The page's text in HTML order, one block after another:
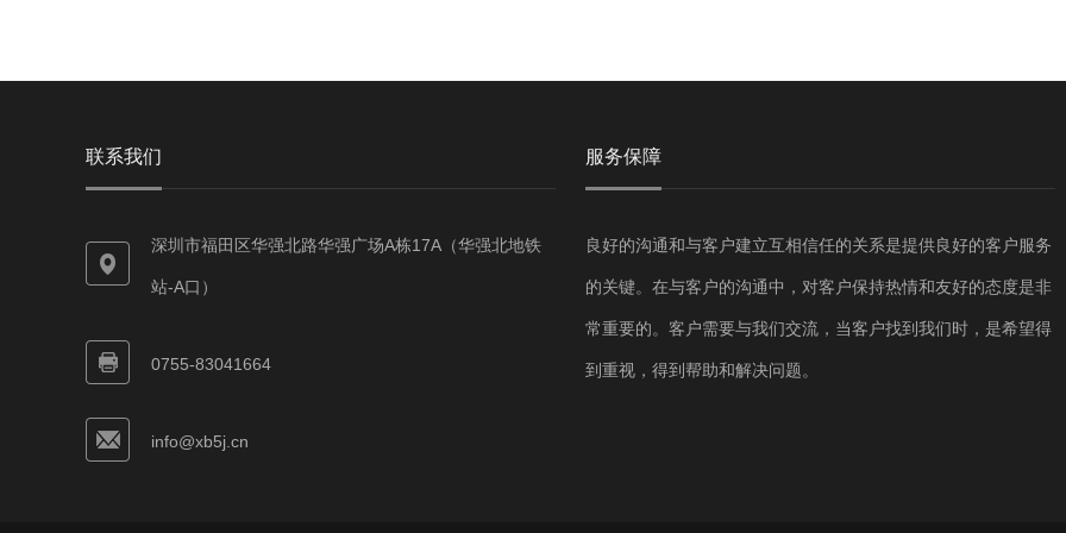
联系我们
深圳市福田区华强北路华强广场A栋17A（华强北地铁
站-A口）
0755-83041664
info@xb5j.cn
服务保障
良好的沟通和与客户建立互相信任的关系是提供良好的客户服务
的关键。在与客户的沟通中，对客户保持热情和友好的态度是非
常重要的。客户需要与我们交流，当客户找到我们时，是希望得
到重视，得到帮助和解决问题。